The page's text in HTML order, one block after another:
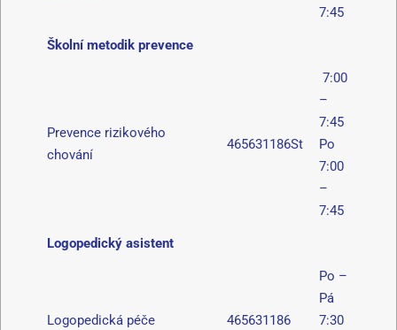
7:45
Školní metodik prevence
Prevence rizikového
chování
465631186St
7:00
–
7:45
Po
7:00
–
7:45
Logopedický asistent
Logopedická péče 465631186
Po –
Pá
7:30